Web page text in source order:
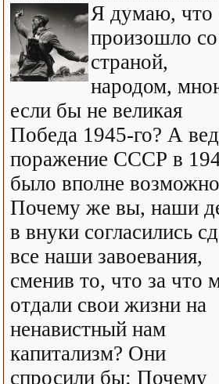
Я думаю, что
произошло со
страной,
народом,
если бы не великая
Победа 1945-го? А
поражение СССР в
было вполне
Почему же вы, наши
в внуки согласились
все наши завоевания,
сменив то, что за что
отдали свои жизни на
ненавистный нам
капитализм? Они
спросили бы: Почему